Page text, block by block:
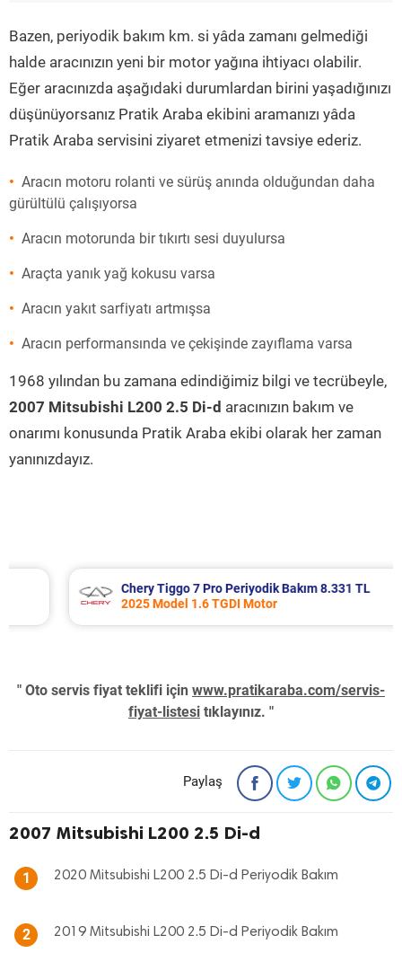
Bazen, periyodik bakım km. si yâda zamanı gelmediği
halde aracınızın yeni bir motor yağına ihtiyacı olabilir.
Eğer aracınızda aşağıdaki durumlardan birini yaşadığınızı
düşünüyorsanız Pratik Araba ekibini aramanızı yâda
Pratik Araba servisini ziyaret etmenizi tavsiye ederiz.
Aracın motoru rolanti ve sürüş anında olduğundan daha
gürültülü çalışıyorsa
Aracın motorunda bir tıkırtı sesi duyulursa
Araçta yanık yağ kokusu varsa
Aracın yakıt sarfiyatı artmışsa
Aracın performansında ve çekişinde zayıflama varsa
1968 yılından bu zamana edindiğimiz bilgi ve tecrübeyle,
2007 Mitsubishi L200 2.5 Di-d aracınızın bakım ve
onarımı konusunda Pratik Araba ekibi olarak her zaman
yanınızdayız.
Chery Tiggo 7 Pro Periyodik Bakım 8.331 TL
2025 Model 1.6 TGDI Motor
" Oto servis fiyat teklifi için www.pratikaraba.com/servis-
fiyat-listesi tıklayınız. "
Paylaş
2007 Mitsubishi L200 2.5 Di-d
1 2020 Mitsubishi L200 2.5 Di-d Periyodik Bakım
2 2019 Mitsubishi L200 2.5 Di-d Periyodik Bakım